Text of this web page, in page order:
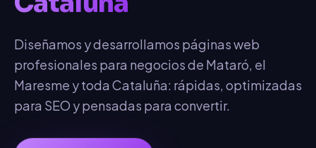
Diseñamos y desarrollamos páginas web
profesionales para negocios de Mataró, el
Maresme y toda Cataluña: rápidas, optimizadas
para SEO y pensadas para convertir.